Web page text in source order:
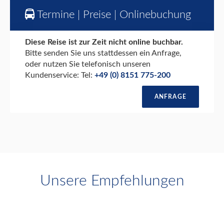
Termine | Preise | Onlinebuchung
Diese Reise ist zur Zeit nicht online buchbar.
Bitte senden Sie uns stattdessen ein Anfrage,
oder nutzen Sie telefonisch unseren
Kundenservice: Tel: +49 (0) 8151 775-200
ANFRAGE
Unsere Empfehlungen